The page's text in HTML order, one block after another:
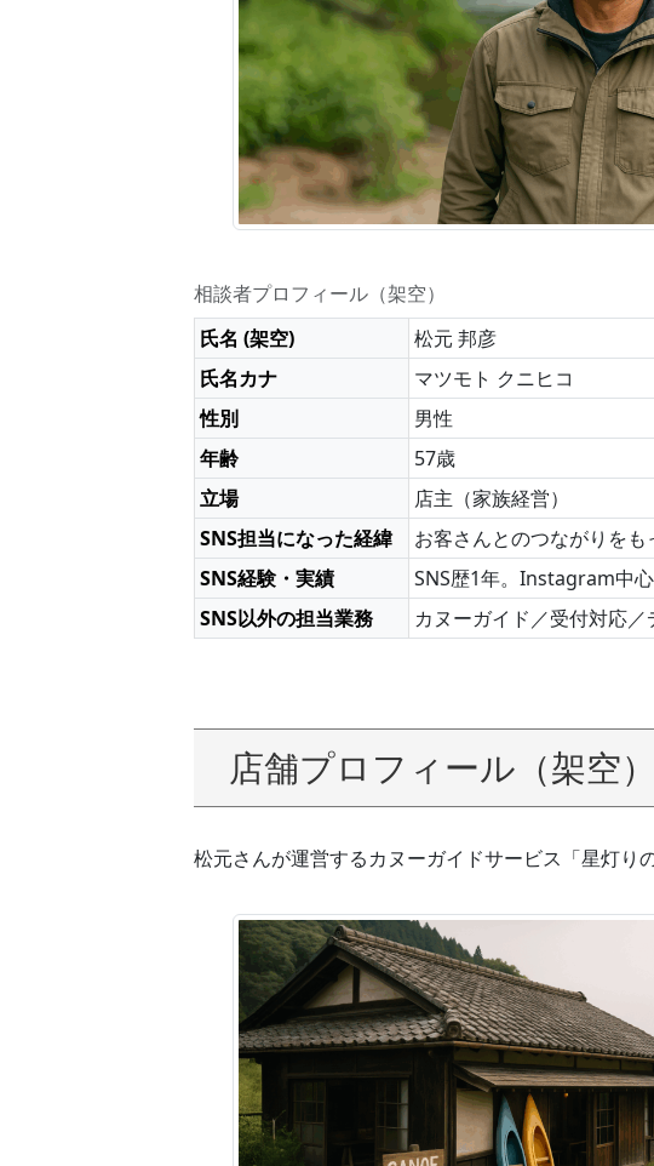
相談者プロフィール（架空）
氏名 (架空)
松元 邦彦
氏名カナ
マツモト クニヒコ
性別
男性
年齢
57歳
立場
店主（家族経営）
SNS担当になった経緯
お客さんとのつながりを
SNS経験・実績
SNS歴1年。Instagram中
SNS以外の担当業務
カヌーガイド／受付対応
店舗プロフィール（架空）
松元さんが運営するカヌーガイドサービス「星灯り